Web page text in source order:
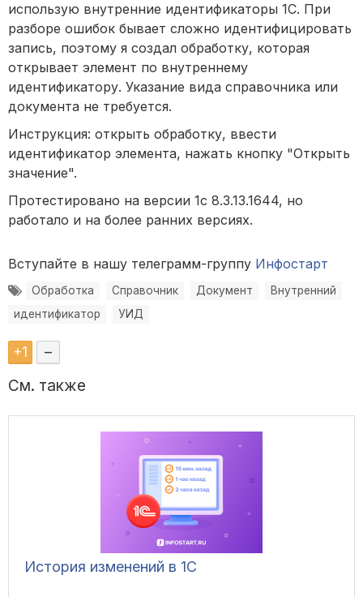
использую внутренние идентификаторы 1С. При
разборе ошибок бывает сложно идентифицировать
запись, поэтому я создал обработку, которая
открывает элемент по внутреннему
идентификатору. Указание вида справочника или
документа не требуется.
Инструкция: открыть обработку, ввести
идентификатор элемента, нажать кнопку "Открыть
значение".
Протестировано на версии 1с 8.3.13.1644, но
работало и на более ранних версиях.
Вступайте в нашу телеграмм-группу Инфостарт
Обработка Справочник Документ
Внутренний
идентификатор
УИД
+1 –
См. также
История изменений в 1С